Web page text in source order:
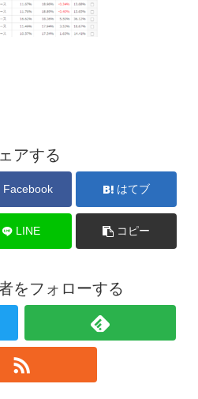
アする
Facebook はてブ
LINE コピー
をフォローする